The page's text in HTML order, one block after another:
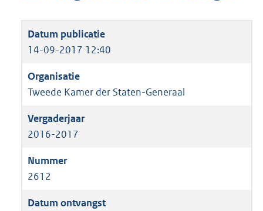
14-09-2017 12:40
Tweede Kamer der Staten-Generaal
2016-2017
2612